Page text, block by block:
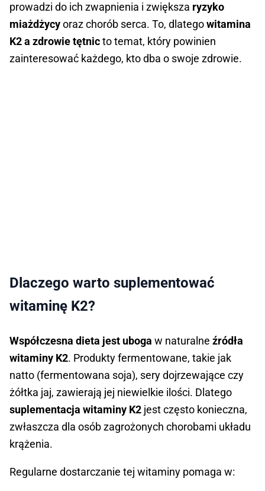
prowadzi do ich zwapnienia i zwiększa ryzyko
miażdżycyoraz chorób serca. To, dlategowitamina
K2 a zdrowie tętnicto temat, który powinien
zainteresować każdego, kto dba o swoje zdrowie.
Dlaczego warto suplementować
witaminę K2?
Współczesna dieta jest uboga w naturalne źródła
witaminy K2. Produkty fermentowane, takie jak
natto (fermentowana soja), sery dojrzewające czy
żółtka jaj, zawierają jej niewielkie ilości. Dlatego
suplementacja witaminy K2 jest często konieczna,
zwłaszcza dla osób zagrożonych chorobami układu
krążenia.
Regularne dostarczanie tej witaminy pomaga w: